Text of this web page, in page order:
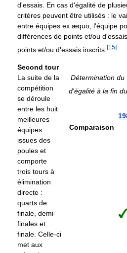
d'essais. En cas d'égalité de
critères peuvent être utilisés : le
entre équipes ex æquo, l'équipe
différences de points et/ou
points et/ou d'essais inscrits. [15]
Second tour
Détermination du
d'égalité à la fin
Comparaison
La suite de la
compétition
se déroule
entre les huit
meilleures
équipes
issues des
poules et
comporte
trois tours à
élimination
directe :
quarts de
finale, demi-
finales et
finale. Celle-ci
met aux